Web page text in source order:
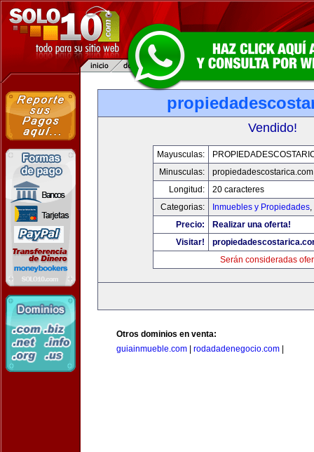
Vendido!
Mayusculas:
Minusculas:
propiedadescostarica.com
Longitud:
20 caracteres
Categorias:
Inmuebles y Propiedades,
Precio:
Realizar una oferta!
Visitar!
Serán consideradas
Otros dominios en venta:
guiainmueble.com
rodadadenegocio.com